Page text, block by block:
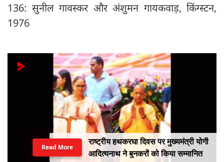
136: सुनील गावस्कर और अंशुमन गायकवाड़, किंग्स्टन,
1976
राष्ट्रीय हथकरघा दिवस पर मुख्यमंत्री योगी
आदित्यनाथ ने बुनकरों को किया सम्मानित
Read More